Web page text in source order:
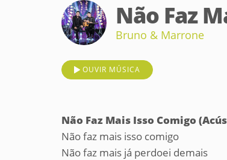
Não Faz
Bruno & Marrone
OUVIR MÚSICA
Não Faz Mais Isso Comigo
Não faz mais isso comigo
Não faz mais já perdoei demais